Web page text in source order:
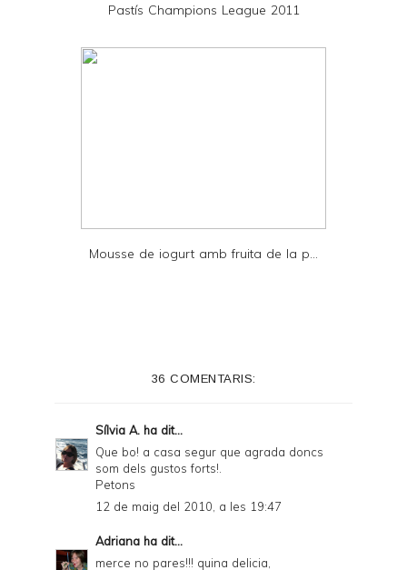
Pastís Champions League 2011
Mousse de iogurt amb fruita de la p...
36 COMENTARIS:
Sílvia A. ha dit...
Que bo! a casa segur que agrada doncs
som dels gustos forts!.
Petons
12 de maig del 2010, a les 19:47
Adriana ha dit...
merce no pares!!! quina delicia,